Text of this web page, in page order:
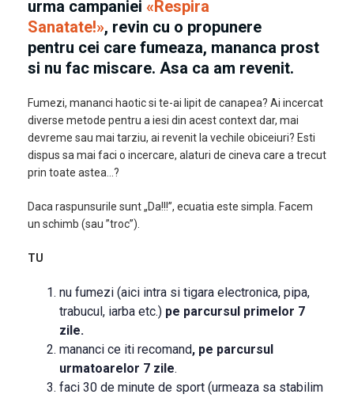
urma campaniei «Respira
Sanatate!», revin cu o propunere
pentru cei care fumeaza, mananca prost
si nu fac miscare. Asa ca am revenit.
Fumezi, mananci haotic si te-ai lipit de canapea? Ai incercat
diverse metode pentru a iesi din acest context dar, mai
devreme sau mai tarziu, ai revenit la vechile obiceiuri? Esti
dispus sa mai faci o incercare, alaturi de cineva care a trecut
prin toate astea…?
Daca raspunsurile sunt „Da!!!”, ecuatia este simpla. Facem
un schimb (sau ”troc”).
TU
nu fumezi (aici intra si tigara electronica, pipa,
trabucul, iarba etc.) pe parcursul primelor 7
zile.
mananci ce iti recomand, pe parcursul
urmatoarelor 7 zile.
faci 30 de minute de sport (urmeaza sa stabilim